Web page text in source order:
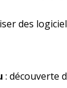
des
: découverte